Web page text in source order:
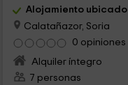
Alojamiento ubicado
Calatañazor, Soria
0 opiniones
Alquiler íntegro
7 personas